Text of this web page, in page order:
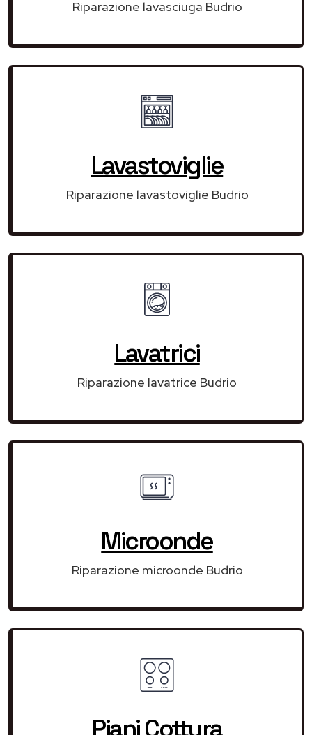
Riparazione lavasciuga Budrio
Lavastoviglie
Riparazione lavastoviglie Budrio
Lavatrici
Riparazione lavatrice Budrio
Microonde
Riparazione microonde Budrio
Piani Cottura